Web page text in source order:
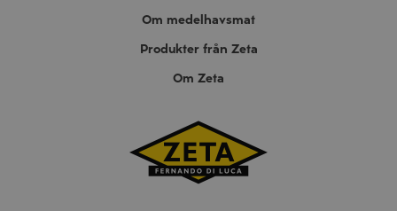
Om medelhavsmat
Produkter från Zeta
Om Zeta